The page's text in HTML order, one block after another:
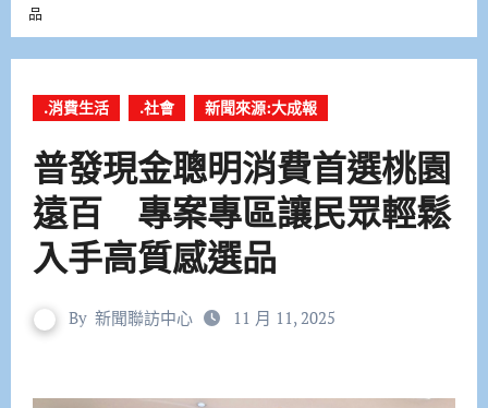
品
.消費生活 .社會 新聞來源:大成報
普發現金聰明消費首選桃園
遠百 專案專區讓民眾輕鬆
入手高質感選品
By 新聞聯訪中心 11 月 11, 2025